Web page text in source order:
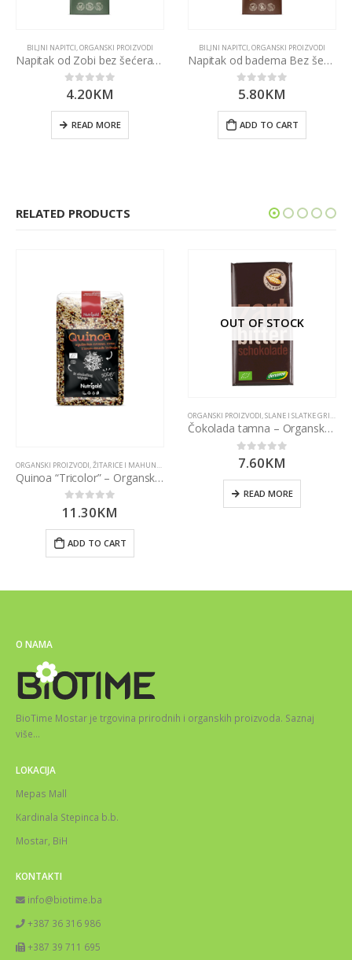
BILJNI NAPITCI ORGANSKI PROIZVODI
Napitak od Zobi bez šećera – Organski 1000ml Nutrigold
0out of 5
4.20KM
READ MORE
BILJNI NAPITCI ORGANSKI PROIZVODI
Napitak od badema Bez šećera – Organski 1000ml Nutrigold
0out of 5
5.80KM
ADD TO CART
RELATED PRODUCTS
ORGANSKI PROIZVODI,ŽITARICE I MAHUNARKE
Quinoa “Tricolor” – Organska 500g Nutrigold
0 out of 5
11.30KM
ADD TO CART
OUT OF STOCK
ORGANSKI PROIZVODI,SLANE I SLATKE GRICKALICE
Čokolada tamna – Organska 100g Dennree
0out of 5
7.60KM
READ MORE
O NAMA
BioTime Mostar je trgovina prirodnih i organskih proizvoda. Saznaj
više…
LOKACIJA
Mepas Mall
Kardinala Stepinca b.b.
Mostar, BiH
KONTAKTI
info@biotime.ba
+387 36 316 986
+387 39 711 695